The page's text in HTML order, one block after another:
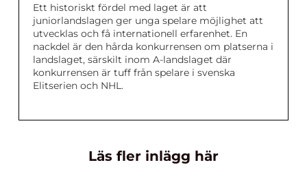
Ett historiskt fördel med laget är att
juniorlandslagen ger unga spelare möjlighet att
utvecklas och få internationell erfarenhet. En
nackdel är den hårda konkurrensen om platserna i
landslaget, särskilt inom A-landslaget där
konkurrensen är tuff från spelare i svenska
Elitserien och NHL.
Läs fler inlägg här